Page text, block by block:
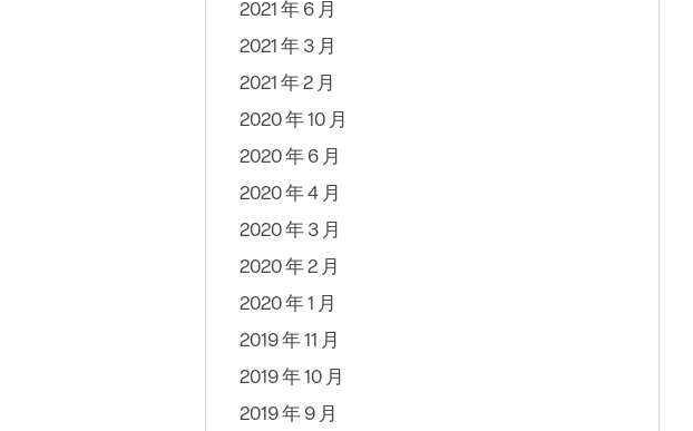
2021 年 6 月
2021 年 3 月
2021 年 2 月
2020 年 10 月
2020 年 6 月
2020 年 4 月
2020 年 3 月
2020 年 2 月
2020 年 1 月
2019 年 11 月
2019 年 10 月
2019 年 9 月